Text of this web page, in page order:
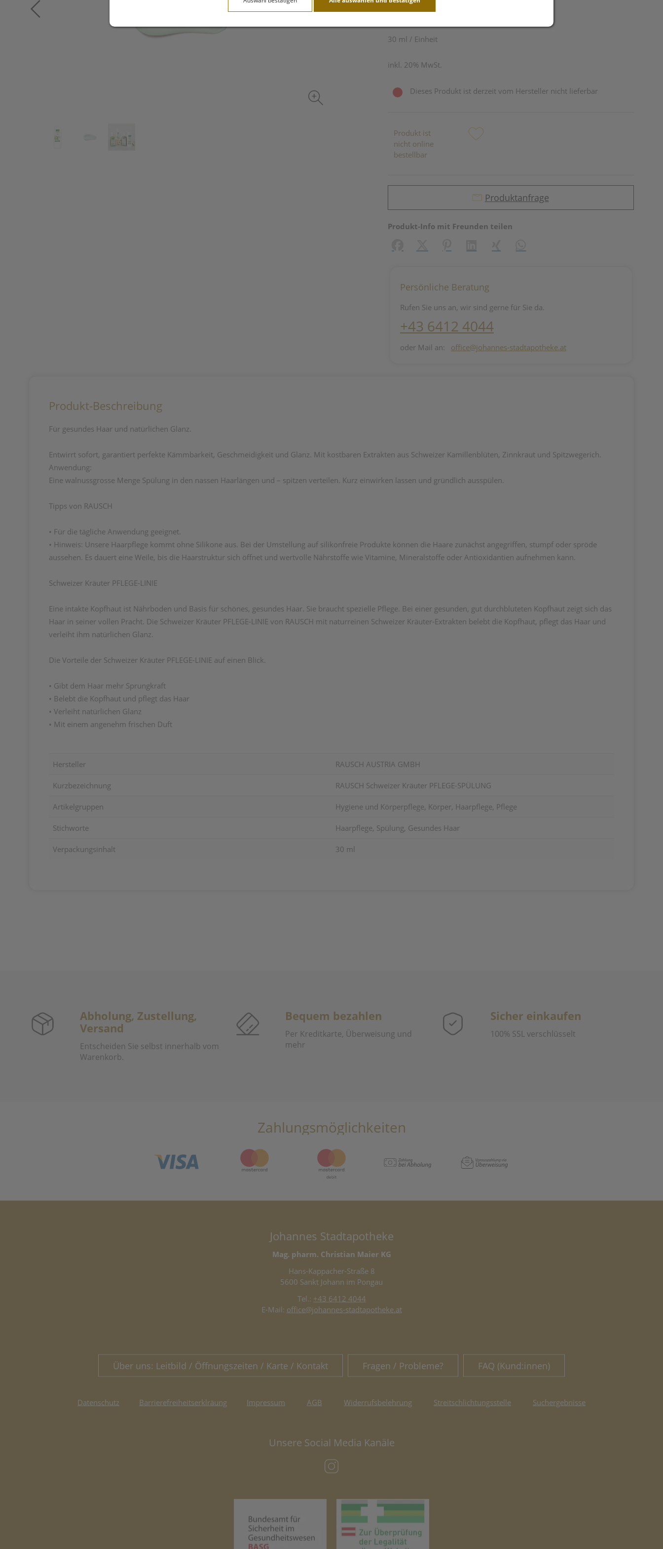
30 ml / Einheit
inkl. 20% MwSt.
Dieses Produkt ist derzeit vom Hersteller nicht lieferbar
Produkt ist
nicht online
bestellbar
Produktanfrage
Produkt-Info mit Freunden teilen
Persönliche Beratung
Rufen Sie uns an, wir sind gerne für Sie da.
+43 6412 4044
oder Mail an: office@johannes-stadtapotheke.at
Produkt-Beschreibung
Für gesundes Haar und natürlichen Glanz.
Entwirrt sofort, garantiert perfekte Kämmbarkeit, Geschmeidigkeit und Glanz. Mit kostbaren Extrakten aus Schweizer Kamillenblüten, Zinnkraut und Spitzwegerich.
Anwendung:
Eine walnussgrosse Menge Spülung in den nassen Haarlängen und – spitzen verteilen. Kurz einwirken lassen und gründlich ausspülen.
Tipps von RAUSCH
• Für die tägliche Anwendung geeignet.
• Hinweis: Unsere Haarpflege kommt ohne Silikone aus. Bei der Umstellung auf silikonfreie Produkte können die Haare zunächst angegriffen, stumpf oder spröde
aussehen. Es dauert eine Weile, bis die Haarstruktur sich öffnet und wertvolle Nährstoffe wie Vitamine, Mineralstoffe oder Antioxidantien aufnehmen kann.
Schweizer Kräuter PFLEGE-LINIE
Eine intakte Kopfhaut ist Nährboden und Basis für schönes, gesundes Haar. Sie braucht spezielle Pflege. Bei einer gesunden, gut durchbluteten Kopfhaut zeigt sich das
Haar in seiner vollen Pracht. Die Schweizer Kräuter PFLEGE-LINIE von RAUSCH mit naturreinen Schweizer Kräuter-Extrakten belebt die Kopfhaut, pflegt das Haar und
verleiht ihm natürlichen Glanz.
Die Vorteile der Schweizer Kräuter PFLEGE-LINIE auf einen Blick.
• Gibt dem Haar mehr Sprungkraft
• Belebt die Kopfhaut und pflegt das Haar
• Verleiht natürlichen Glanz
• Mit einem angenehm frischen Duft
Hersteller RAUSCH AUSTRIA GMBH
Kurzbezeichnung RAUSCH Schweizer Kräuter PFLEGE-SPÜLUNG
Artikelgruppen Hygiene und Körperpflege, Körper, Haarpflege, Pflege
Stichworte Haarpflege, Spülung, Gesundes Haar
Verpackungsinhalt 30 ml
Abholung, Zustellung,
Versand
Entscheiden Sie selbst innerhalb vom
Warenkorb.
Bequem bezahlen
Per Kreditkarte, Überweisung und
mehr
Sicher einkaufen
100% SSL verschlüsselt
Zahlungsmöglichkeiten
Johannes Stadtapotheke
Mag. pharm. Christian Maier KG
Hans-Kappacher-Straße 8
5600 Sankt Johann im Pongau
Tel.: +43 6412 4044
E-Mail: office@johannes-stadtapotheke.at
Über uns: Leitbild / Öffnungszeiten / Karte / Kontakt Fragen / Probleme? FAQ (Kund:innen)
Datenschutz Barrierefreiheitserklräung Impressum AGB Widerrufsbelehrung Streitschlichtungsstelle Suchergebnisse
Unsere Social Media Kanäle
(öffnet in neuem Tab)